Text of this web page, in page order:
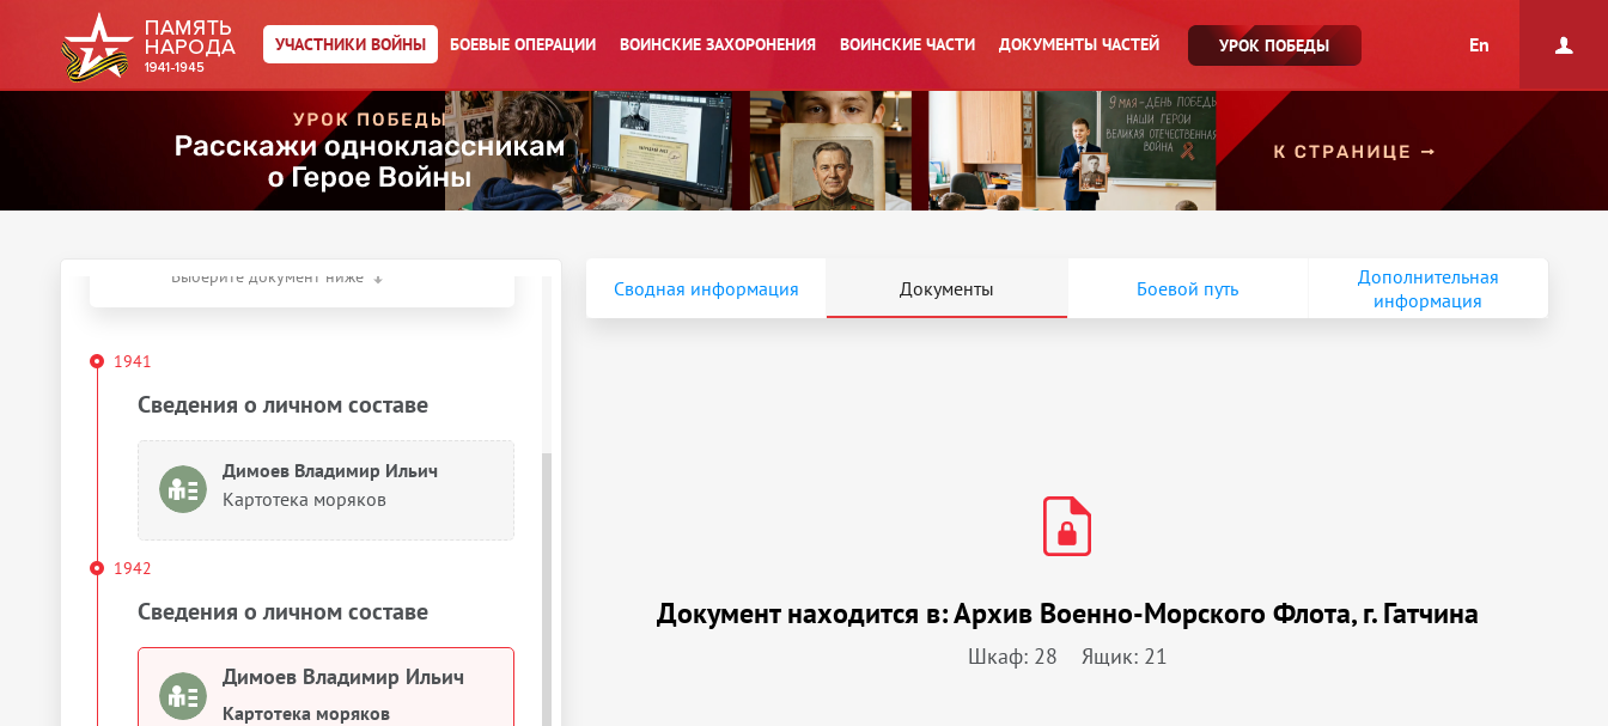
УЧАСТНИКИ ВОЙНЫ БОЕВЫЕ ОПЕРАЦИИ ВОИНСКИЕ ЗАХОРОНЕНИЯ ВОИНСКИЕ ЧАСТИ ДОКУМЕНТЫ ЧАСТЕЙ УРОК ПОБЕДЫ En
Главная страница/
Димоев Владимир Ильич
Действия
Скачать документы
Выберите документ ниже
1941
Сведения о личном составе
Димоев Владимир Ильич
Картотека моряков
1942
Сведения о личном составе
Димоев Владимир Ильич
Картотека моряков
Сводная информация Документы Боевой путь
Дополнительная
информация
Документ находится в:Архив Военно-Морского Флота, г. Гатчина
Шкаф: 28 Ящик: 21